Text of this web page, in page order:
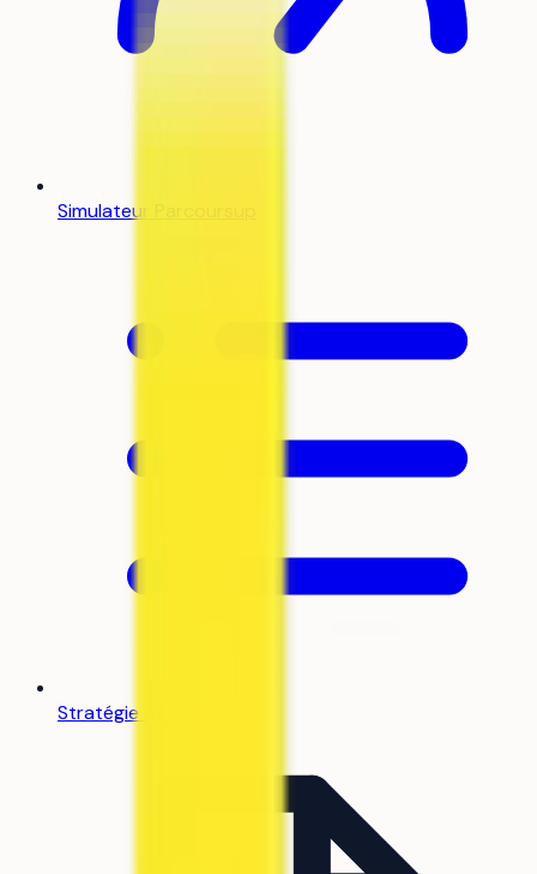
Simulateur Parcoursup
Stratégie de vœux